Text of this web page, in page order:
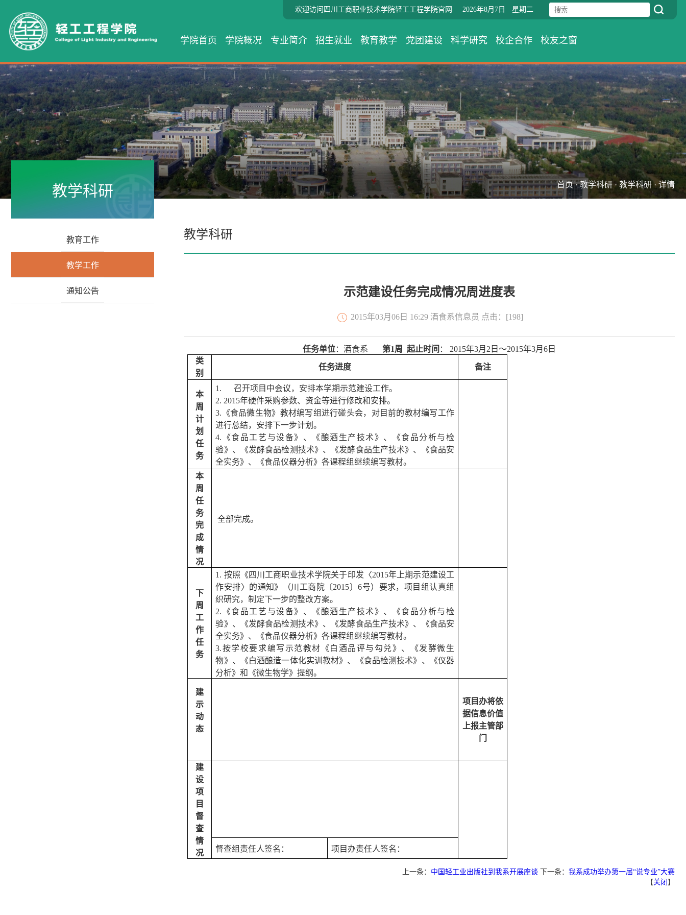
欢迎访问四川工商职业技术学院轻工工程学院官网 2026年8月7日 星期二
学院首页 学院概况 专业简介 招生就业 教育教学 党团建设 科学研究 校企合作 校友之窗
首页 · 教学科研 · 教学科研 · 详情
教学科研
教育工作
教学工作
通知公告
教学科研
示范建设任务完成情况周进度表
2015年03月06日 16:29 酒食系信息员 点击：[198]
任务单位：酒食系 第1周 起止时间 ： 2015年3月2日～2015年3月6日
类
别
任务进度 备注
本
周
计
划
任
务
1.
召开项目中会议，安排本学期示范建设工作。
2. 2015年硬件采购参数、资金等进行修改和安排。
3. 《食品微生物》教材编写组进行碰头会，对目前的教材编写工作
进行总结，安排下一步计划。
4. 《食品工艺与设备》、《酿酒生产技术》、《食品分析与检
验》、《发酵食品检测技术》、《发酵食品生产技术》、《食品安
全实务》、《食品仪器分析》各课程组继续编写教材。
本
周
任
务
完
成
情
况
全部完成。
下
周
工
作
任
务
1. 按照《四川工商职业技术学院关于印发〈2015年上期示范建设工
作安排〉的通知》（川工商院〔2015〕6号）要求，项目组认真组
织研究，制定下一步的整改方案。
2. 《食品工艺与设备》、《酿酒生产技术》、《食品分析与检
验》、《发酵食品检测技术》、《发酵食品生产技术》、《食品安
全实务》、《食品仪器分析》各课程组继续编写教材。
3.按学校要求编写示范教材《白酒品评与勾兑》、《发酵微生
物》、《白酒酿造一体化实训教材》、《食品检测技术》、《仪器
分析》和《微生物学》提纲。
建
示
动
态
项目办将依
据信息价值
上报主管部
门
建
设
项
目
督
查
情
况
督查组责任人签名： 项目办责任人签名：
上一条： 中国轻工业出版社到我系开展座谈 下一条： 我系成功举办第一届“说专业”大赛
【关闭】